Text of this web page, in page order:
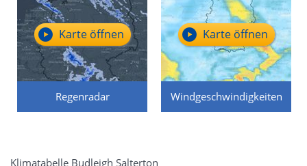
Regenradar
Karte öffnen
Windgeschwindigkeiten
Karte öffnen
Klimatabelle Budleigh Salterton